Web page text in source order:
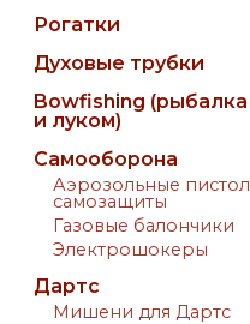
Рогатки
Духовые трубки
Bowfishing
и луком)
Самооборона
Аэрозольные
самозащиты
Газовые балончики
Электрошокеры
Дартс
Мишени для Дартс